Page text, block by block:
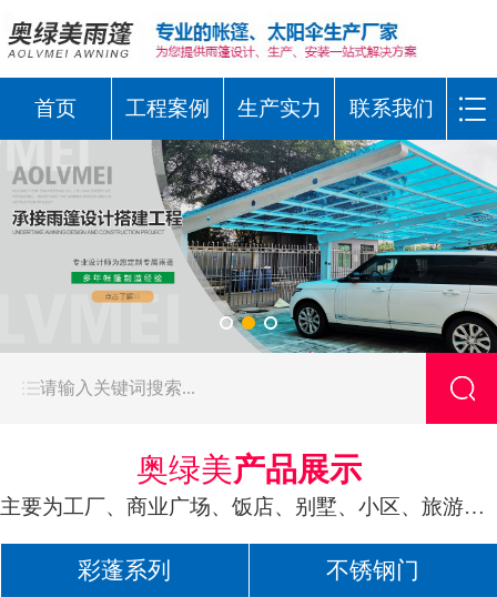
首页 工程案例 生产实力 联系我们
奥绿美产品展示
主要为工厂、商业广场、饭店、别墅、小区、旅游景点等量身定制雨棚
彩蓬系列 不锈钢门